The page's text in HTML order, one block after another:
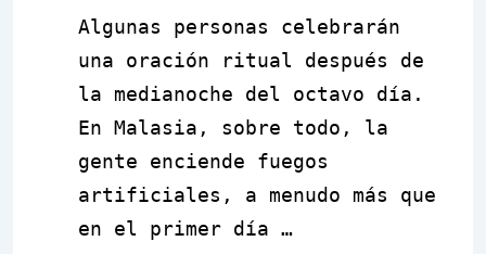
Algunas personas celebrarán
una oración ritual después de
la medianoche del octavo día.
En Malasia, sobre todo, la
gente enciende fuegos
artificiales, a menudo más que
en el primer día …